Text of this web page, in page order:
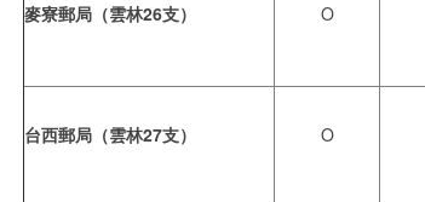
麥寮郵局（雲林26支） O
台西郵局（雲林27支） O